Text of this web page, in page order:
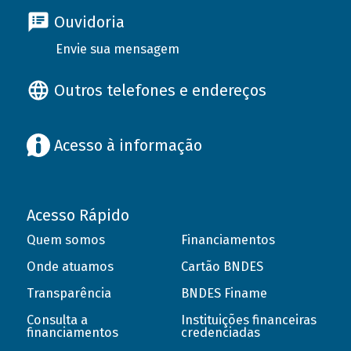
Ouvidoria
Envie sua mensagem
Outros telefones e endereços
Acesso à informação
Acesso Rápido
Quem somos
Onde atuamos
Transparência
Consulta a
financiamentos
Financiamentos
Cartão BNDES
BNDES Finame
Instituições financeiras
credenciadas